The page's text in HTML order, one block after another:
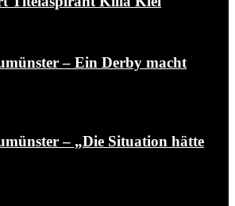
– Ein Derby macht
– „Die Situation hätte